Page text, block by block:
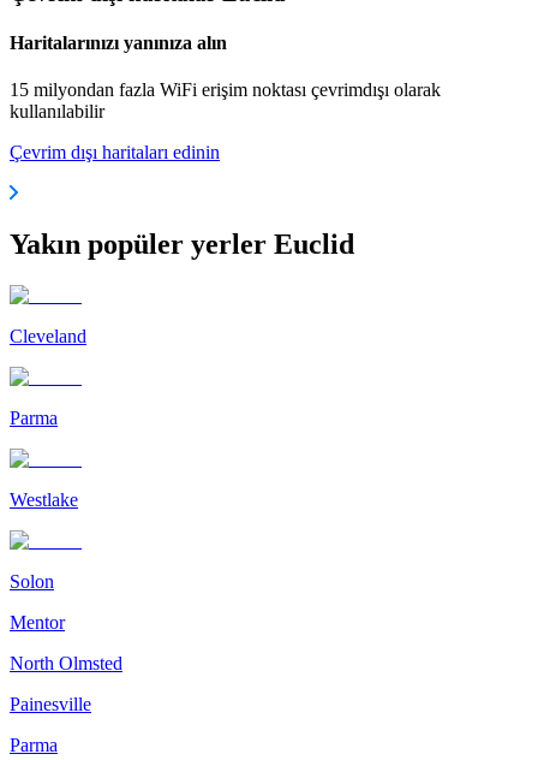
Haritalarınızı yanınıza alın
15 milyondan fazla WiFi erişim noktası çevrimdışı olarak
kullanılabilir
Çevrim dışı haritaları edinin
Yakın popüler yerler Euclid
Cleveland
Parma
Westlake
Solon
Mentor
North Olmsted
Painesville
Parma